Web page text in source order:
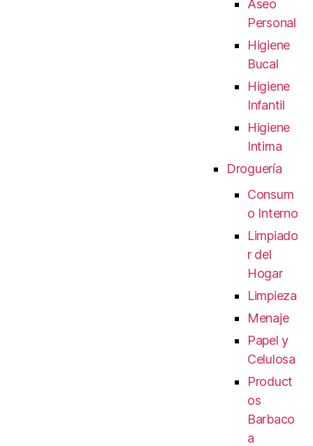
Aseo
Personal
Higiene
Bucal
Higiene
Infantil
Higiene
Intima
Droguería
Consum
o Interno
Limpiado
r del
Hogar
Limpieza
Menaje
Papel y
Celulosa
Product
os
Barbaco
a